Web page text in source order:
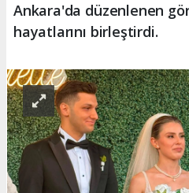
Ankara'da düzenlenen
hayatlarını birleştirdi.